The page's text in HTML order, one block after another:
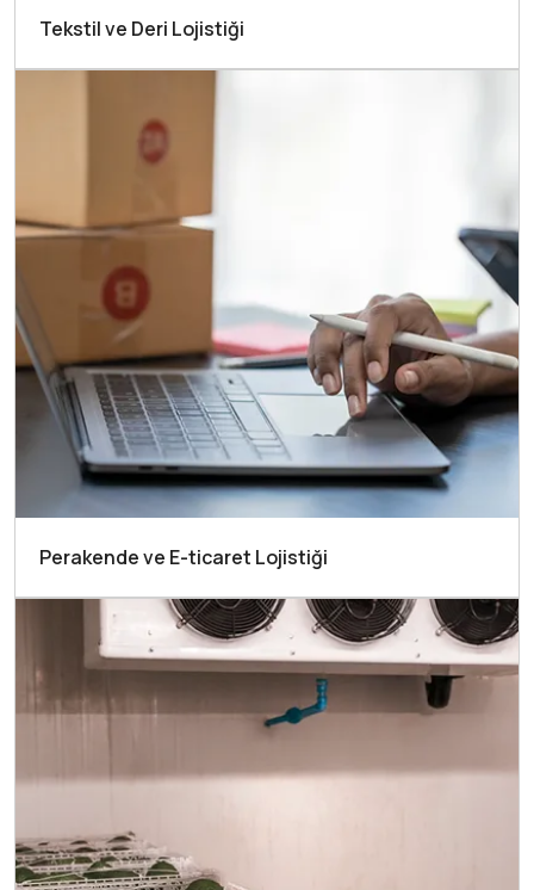
Tekstil ve Deri Lojistiği
Perakende ve E-ticaret Lojistiği